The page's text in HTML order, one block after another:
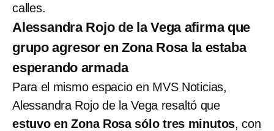
calles.
Alessandra Rojo de la Vega afirma que
grupo agresor en Zona Rosa la estaba
esperando armada
Para el mismo espacio en MVS Noticias,
Alessandra Rojo de la Vega resaltó que
estuvo en Zona Rosa sólo tres minutos, con